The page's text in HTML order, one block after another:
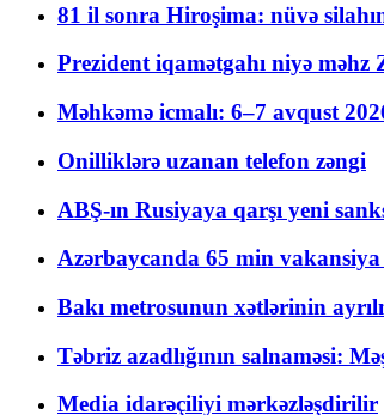
81 il sonra Hiroşima: nüvə
Prezident iqamətgahı niyə
Məhkəmə icmalı: 6–7 avqust
Onilliklərə uzanan telefon zəngi
ABŞ-ın Rusiyaya qarşı yeni
Azərbaycanda 65 min
Bakı metrosunun xətlərinin
Təbriz azadlığının salnaməsi:
Media idarəçiliyi mərkəzləşdirilir